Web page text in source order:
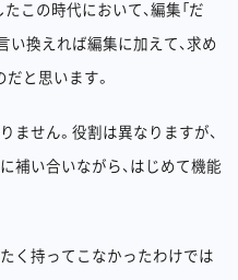
この時代において、編集「だ
い換えれば編集に加えて、求め
と思います。
ません。役割は異なりますが、
補い合いながら、はじめて機能
く持ってこなかったわけでは